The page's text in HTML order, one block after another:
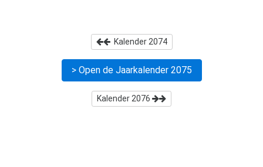
Kalender 2074
> Open de Jaarkalender 2075
Kalender 2076